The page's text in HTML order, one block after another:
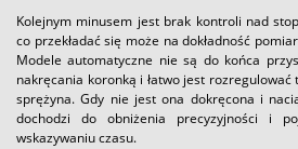
Kolejnym minusem jest brak kontroli nad
co przekładać się może na dokładność
Modele automatyczne nie są do końca
nakręcania koronką i łatwo jest
sprężyna. Gdy nie jest ona dokręcona i
dochodzi do obniżenia precyzyjności i
wskazywaniu czasu.